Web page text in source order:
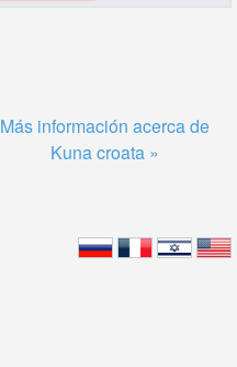
Más información acerca de
Kuna croata »